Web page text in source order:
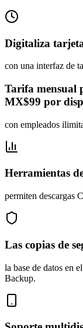
Digitaliza
con una interfaz de
Tarifa mensual
MX$99 por
con empleados
Herramientas
permiten descargas
Las copias de
la base de datos en
Backup.